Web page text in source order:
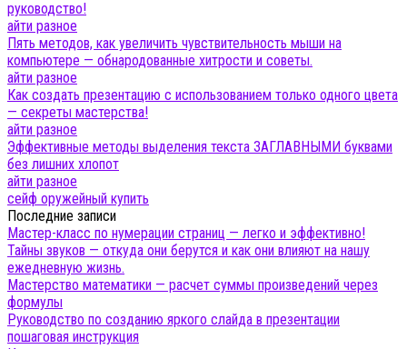
руководство!
айти разное
Пять методов, как увеличить чувствительность мыши на
компьютере — обнародованные хитрости и советы.
айти разное
Как создать презентацию с использованием только одного цвета
— секреты мастерства!
айти разное
Эффективные методы выделения текста ЗАГЛАВНЫМИ буквами
без лишних хлопот
айти разное
сейф оружейный купить
Последние записи
Мастер-класс по нумерации страниц — легко и эффективно!
Тайны звуков — откуда они берутся и как они влияют на нашу
ежедневную жизнь.
Мастерство математики — расчет суммы произведений через
формулы
Руководство по созданию яркого слайда в презентации
пошаговая инструкция